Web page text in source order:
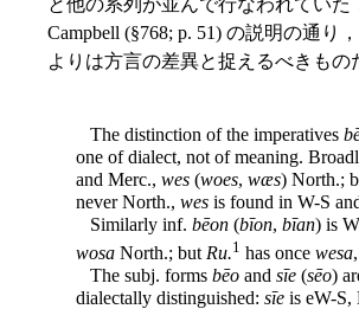
Campbell (§768; p. 51) の説明の通り
よりは方言の差異と捉えるべきもの
The distinction of the imperatives
one of dialect, not of meaning.
and Merc., wes (woes, wæs) North.;
never North., wes is found in W-S
Similarly inf. bēon (bīon, bīan) is
wosa North.; but Ru.1 has once wesa
The subj. forms bēo and sīe (sēo)
dialectally distinguished: sīe is eW-S,